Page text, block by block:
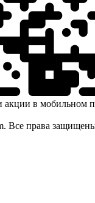
акции в мобильном
Все права